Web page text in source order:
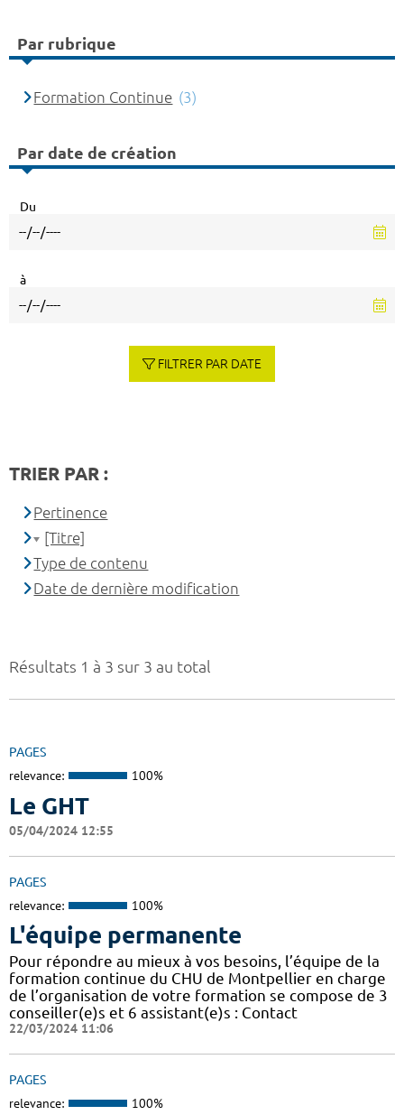
Résultats 1 à 3 sur 3 au total
PAGES
relevance: 100%
Le GHT
05/04/2024 12:55
PAGES
relevance: 100%
L'équipe permanente
Pour répondre au mieux à vos besoins, l’équipe de la
formation continue du CHU de Montpellier en charge
de l’organisation de votre formation se compose de 3
conseiller(e)s et 6 assistant(e)s : Contact
22/03/2024 11:06
PAGES
relevance: 100%
Par rubrique
Formation Continue (3)
Par date de création
Du
à
FILTRER PAR DATE
TRIER PAR :
Pertinence
[Titre]
Type de contenu
Date de dernière modification